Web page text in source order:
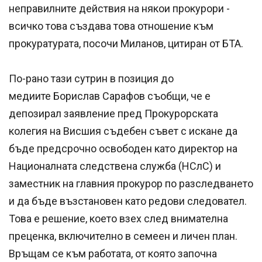
неправилните действия на някои прокурори -
всичко това създава това отношение към
прокуратурата, посочи Миланов, цитиран от БТА.
По-рано тази сутрин в позиция до
медиите Борислав Сарафов съобщи, че е
депозирал заявление пред Прокурорската
колегия на Висшия съдебен съвет с искане да
бъде предсрочно освободен като директор на
Националната следствена служба (НСлС) и
заместник на главния прокурор по разследването
и да бъде възстановен като редови следовател.
Това е решение, което взех след внимателна
преценка, включително в семеен и личен план.
Връщам се към работата, от която започна